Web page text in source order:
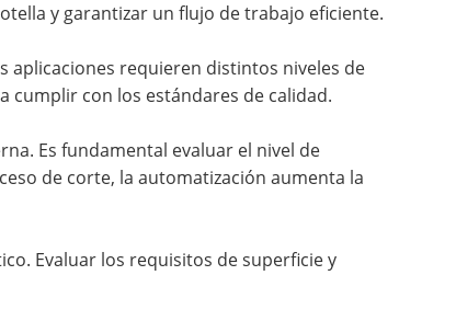
y garantizar un flujo de trabajo eficiente.
aplicaciones requieren distintos niveles de
cumplir con los estándares de calidad.
Es fundamental evaluar el nivel de
de corte, la automatización aumenta la
Evaluar los requisitos de superficie y